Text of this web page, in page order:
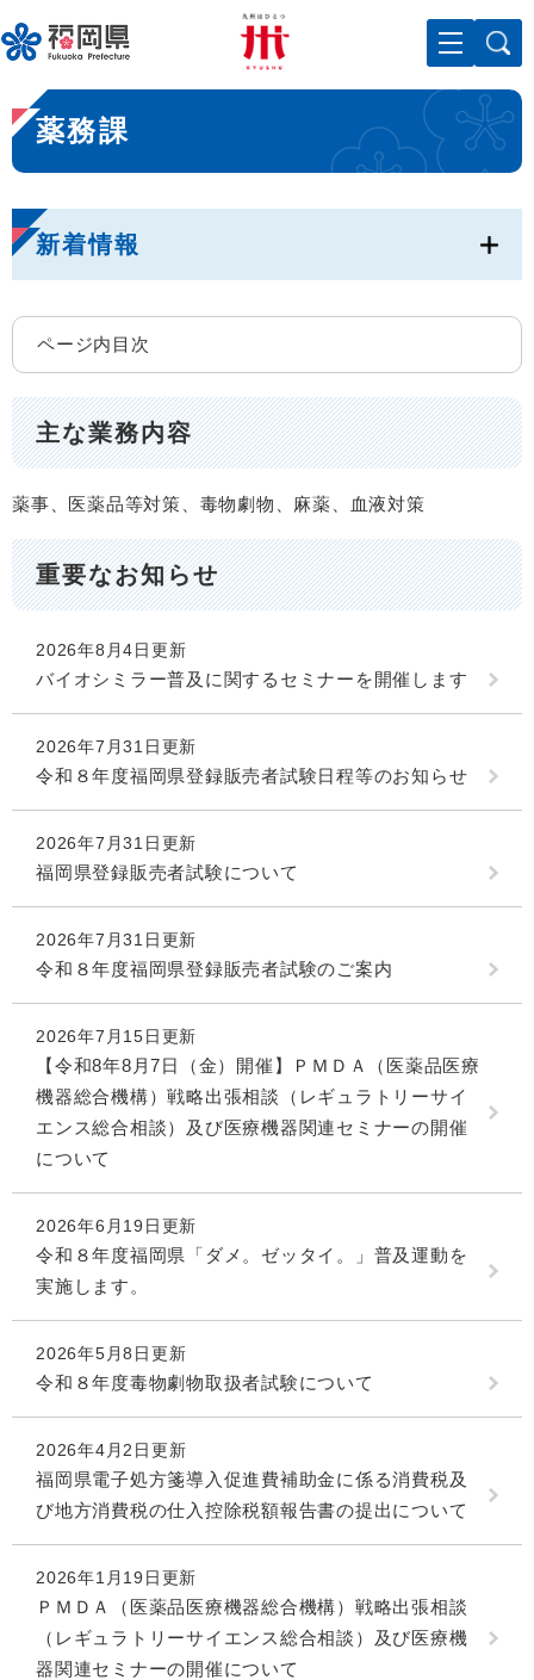
ー
ジ
先
頭
で
。
メニューを飛ばして本文へ
本
文
薬務課
新着情報
ページ内目次
主な業務内容
薬事、医薬品等対策、毒物劇物、麻薬、血液対策
重要なお知らせ
2026年8月4日更新
バイオシミラー普及に関するセミナーを開催します
2026年7月31日更新
令和８年度福岡県登録販売者試験日程等のお知らせ
2026年7月31日更新
福岡県登録販売者試験について
2026年7月31日更新
令和８年度福岡県登録販売者試験のご案内
2026年7月15日更新
【令和8年8月7日（金）開催】ＰＭＤＡ（医薬品医療
機器総合機構）戦略出張相談（レギュラトリーサイ
エンス総合相談）及び医療機器関連セミナーの開催
について
2026年6月19日更新
令和８年度福岡県「ダメ。ゼッタイ。」普及運動を
実施します。
2026年5月8日更新
令和８年度毒物劇物取扱者試験について
2026年4月2日更新
福岡県電子処方箋導入促進費補助金に係る消費税及
び地方消費税の仕入控除税額報告書の提出について
2026年1月19日更新
ＰＭＤＡ（医薬品医療機器総合機構）戦略出張相談
（レギュラトリーサイエンス総合相談）及び医療機
器関連セミナーの開催について